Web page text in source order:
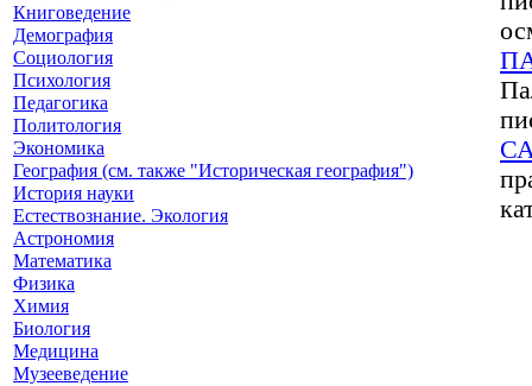
Книговедение
Демография
Социология
Психология
Педагогика
Политология
Экономика
География (см. также "Историческая география")
История науки
Естествознание. Экология
Астрономия
Математика
Физика
Химия
Биология
Медицина
Музееведение